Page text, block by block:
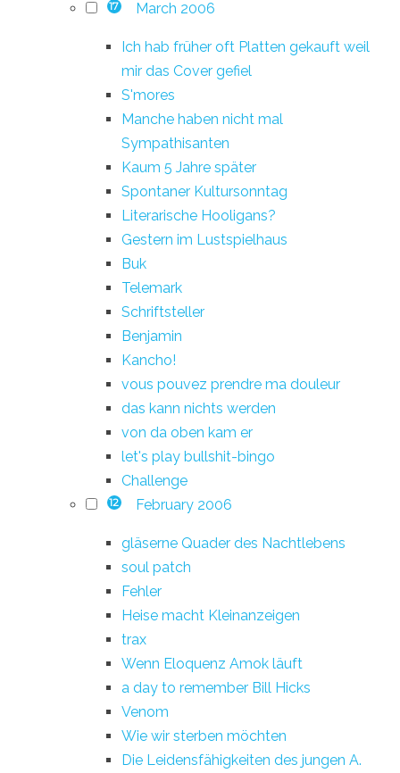
17 March 2006
Ich hab früher oft Platten gekauft weil
mir das Cover gefiel
S'mores
Manche haben nicht mal
Sympathisanten
Kaum 5 Jahre später
Spontaner Kultursonntag
Literarische Hooligans?
Gestern im Lustspielhaus
Buk
Telemark
Schriftsteller
Benjamin
Kancho!
vous pouvez prendre ma douleur
das kann nichts werden
von da oben kam er
let's play bullshit-bingo
Challenge
12 February 2006
gläserne Quader des Nachtlebens
soul patch
Fehler
Heise macht Kleinanzeigen
trax
Wenn Eloquenz Amok läuft
a day to remember Bill Hicks
Venom
Wie wir sterben möchten
Die Leidensfähigkeiten des jungen A.